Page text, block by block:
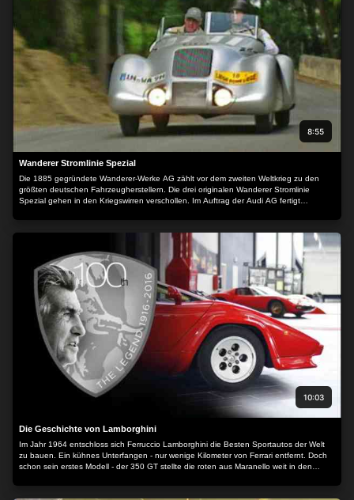
8:55
Wanderer Stromlinie Spezial
Die 1885 gegründete Wanderer-Werke AG zählt vor dem zweiten Weltkrieg zu den
größten deutschen Fahrzeugherstellern. Die drei originalen Wanderer Stromlinie
Spezial gehen in den Kriegswirren verschollen. Im Auftrag der Audi AG fertigt
10:03
Die Geschichte von Lamborghini
Im Jahr 1964 entschloss sich Ferruccio Lamborghini die Besten Sportautos der Welt
zu bauen. Ein kühnes Unterfangen - nur wenige Kilometer von Ferrari entfernt. Doch
schon sein erstes Modell - der 350 GT stellte die roten aus Maranello weit in den